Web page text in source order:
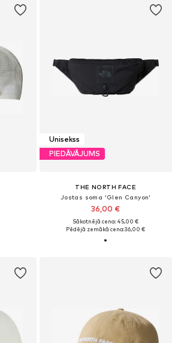
Unisekss
PIEDĀVĀJUMS
THE NORTH FACE
Jostas soma 'Glen Canyon'
36,00 €
Sākotnējā cena: 45,00 €
Pēdējā zemākā cena:36,00 €